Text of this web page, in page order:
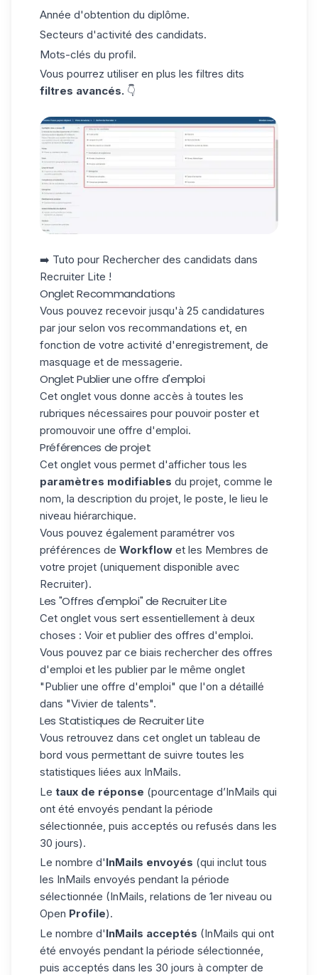
Année d'obtention du diplôme.
Secteurs d'activité des candidats.
Mots-clés du profil.
Vous pourrez utiliser en plus les filtres dits
filtres avancés. 👇
➡️ Tuto pour Rechercher des candidats dans
Recruiter Lite !
Onglet Recommandations
Vous pouvez recevoir jusqu'à 25 candidatures
par jour selon vos recommandations et, en
fonction de votre activité d'enregistrement, de
masquage et de messagerie.
Onglet Publier une offre d'emploi
Cet onglet vous donne accès à toutes les
rubriques nécessaires pour pouvoir poster et
promouvoir une offre d'emploi.
Préférences de projet
Cet onglet vous permet d'afficher tous les
paramètres modifiables du projet, comme le
nom, la description du projet, le poste, le lieu le
niveau hiérarchique.
Vous pouvez également paramétrer vos
préférences de Workflow et les Membres de
votre projet (uniquement disponible avec
Recruiter).
Les "Offres d'emploi" de Recruiter Lite
Cet onglet vous sert essentiellement à deux
choses : Voir et publier des offres d'emploi.
Vous pouvez par ce biais rechercher des offres
d'emploi et les publier par le même onglet
"Publier une offre d'emploi" que l'on a détaillé
dans "Vivier de talents".
Les Statistiques de Recruiter Lite
Vous retrouvez dans cet onglet un tableau de
bord vous permettant de suivre toutes les
statistiques liées aux InMails.
Le taux de réponse (pourcentage d’InMails qui
ont été envoyés pendant la période
sélectionnée, puis acceptés ou refusés dans les
30 jours).
Le nombre d'InMails envoyés (qui inclut tous
les InMails envoyés pendant la période
sélectionnée (InMails, relations de 1er niveau ou
Open Profile).
Le nombre d'InMails acceptés (InMails qui ont
été envoyés pendant la période sélectionnée,
puis acceptés dans les 30 jours à compter de